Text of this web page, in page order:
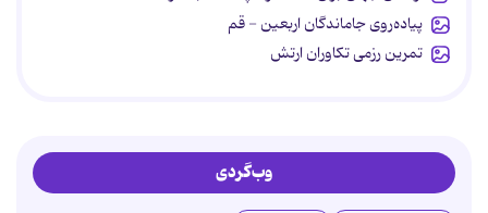
پیاده‌روی جاماندگان اربعین - قم
تمرین رزمی تکاوران ارتش
وب‌گردی